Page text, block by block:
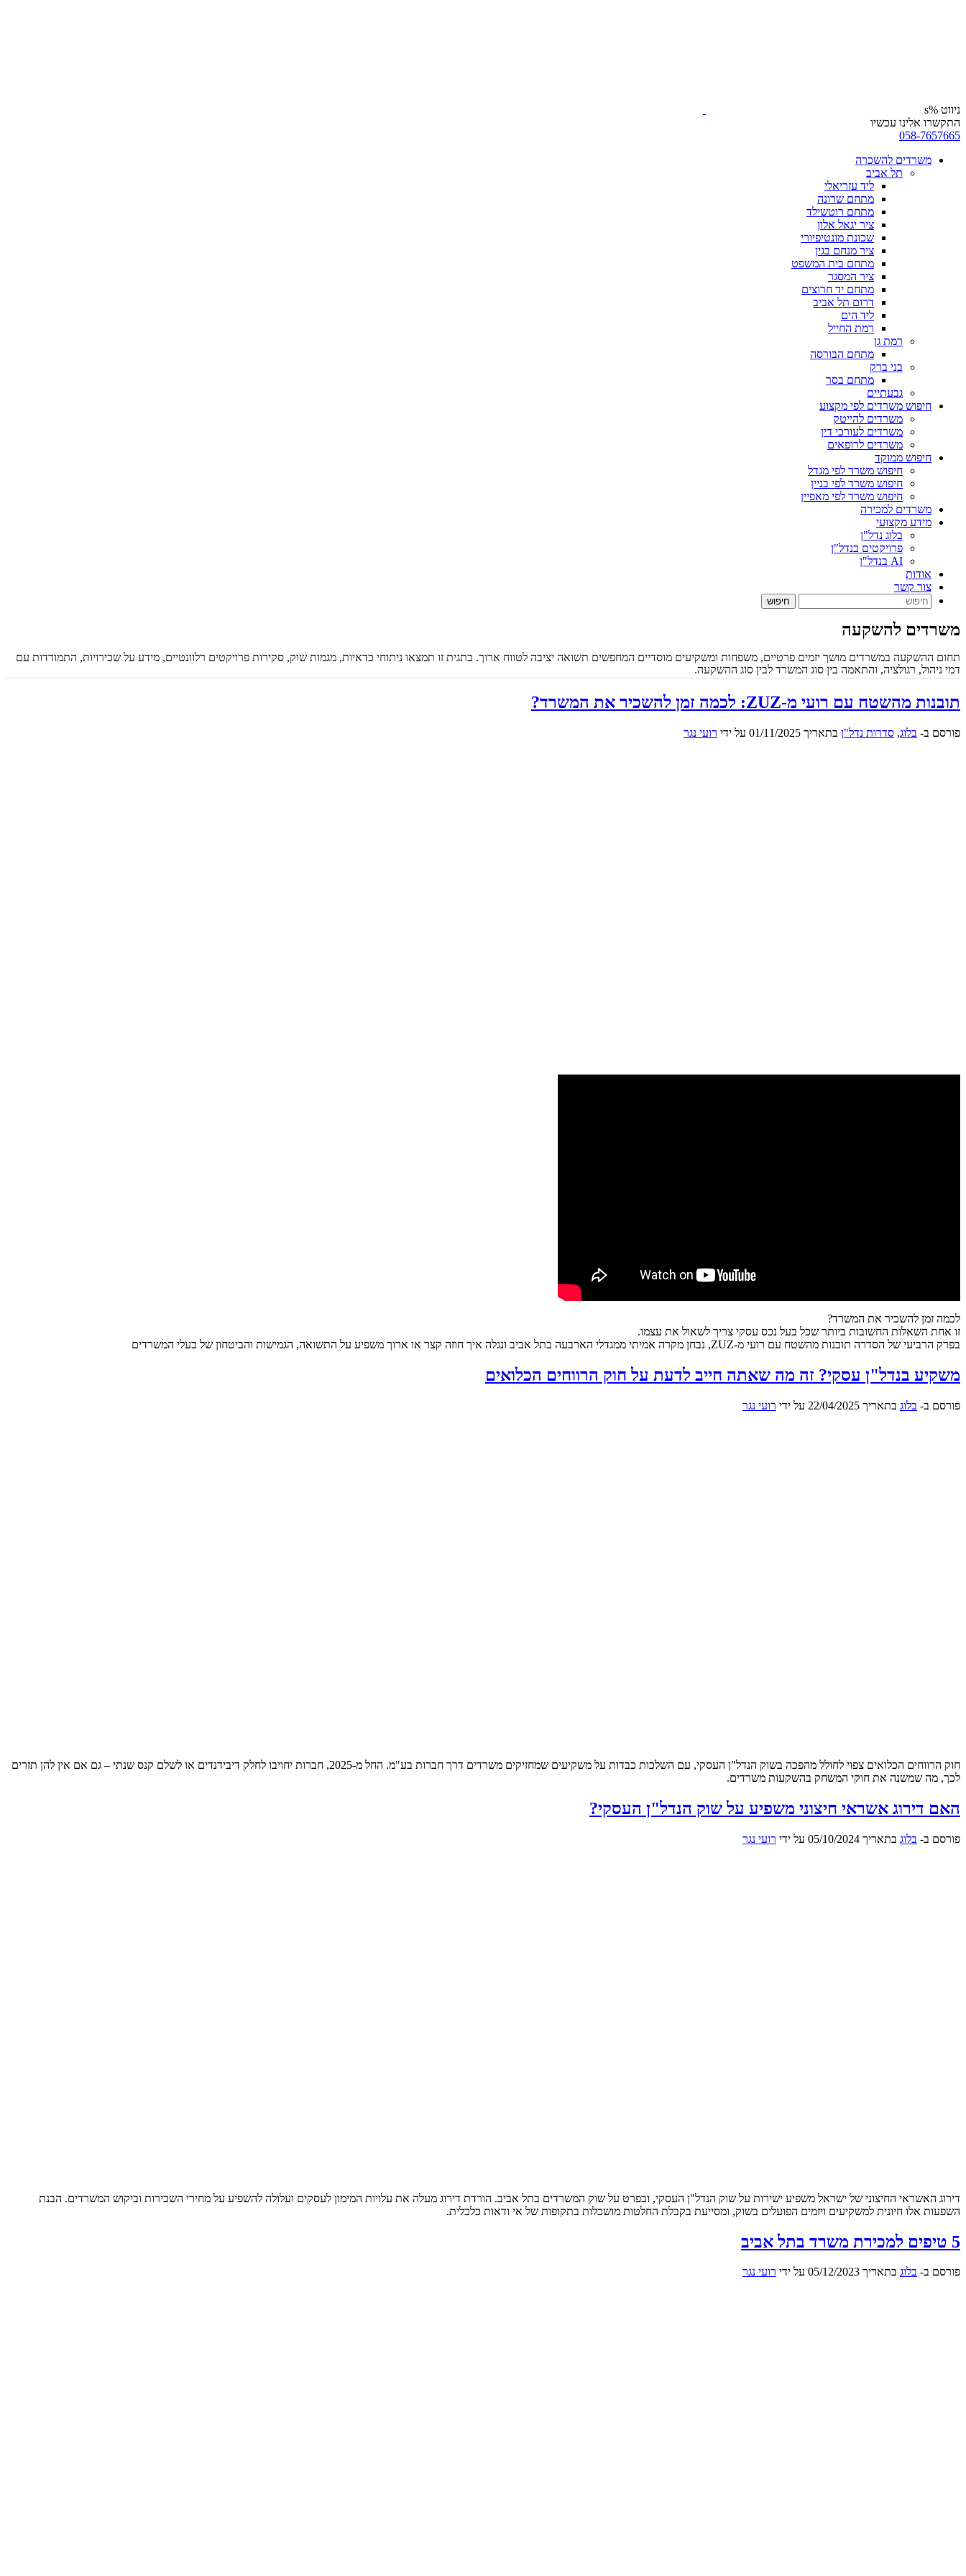
ניווט %s
התקשרו אלינו עכשיו
058-7657665
משרדים להשכרה
תל אביב
ליד עזריאלי
מתחם שרונה
מתחם רוטשילד
ציר יגאל אלון
שכונת מונטיפיורי
ציר מנחם בגין
מתחם בית המשפט
ציר המסגר
מתחם יד חרוצים
דרום תל אביב
ליד הים
רמת החייל
רמת גן
מתחם הבורסה
בני ברק
מתחם בסר
גבעתיים
חיפוש משרדים לפי מקצוע
משרדים להייטק
משרדים לעורכי דין
משרדים לרופאים
חיפוש ממוקד
חיפוש משרד לפי מגדל
חיפוש משרד לפי בניין
חיפוש משרד לפי מאפיין
משרדים למכירה
מידע מקצועי
בלוג נדל"ן
פרויקטים בנדל"ן
AI בנדל"ן
אודות
צור קשר
משרדים להשקעה
תחום ההשקעה במשרדים מושך יזמים פרטיים, משפחות ומשקיעים מוסדיים המחפשים תשואה יציבה לטווח ארוך. בתגית זו תמצאו ניתוחי כדאיות, מגמות שוק, סקירות פרויקטים רלוונטיים, מידע על שכירויות, התמודדות עם
דמי ניהול, רגולציה, והתאמה בין סוג המשרד לבין סוג ההשקעה.
תובנות מהשטח עם רועי מ-ZUZ: לכמה זמן להשכיר את המשרד?
פורסם ב- בלוג, סדרות נדל"ן בתאריך 01/11/2025 על ידי רועי נגר
לכמה זמן להשכיר את המשרד?
זו אחת השאלות החשובות ביותר שכל בעל נכס עסקי צריך לשאול את עצמו.
בפרק הרביעי של הסדרה תובנות מהשטח עם רועי מ-ZUZ, נבחן מקרה אמיתי ממגדלי הארבעה בתל אביב ונגלה איך חוזה קצר או ארוך משפיע על התשואה, הגמישות והביטחון של בעלי המשרדים
משקיע בנדל"ן עסקי? זה מה שאתה חייב לדעת על חוק הרווחים הכלואים
פורסם ב- בלוג בתאריך 22/04/2025 על ידי רועי נגר
חוק הרווחים הכלואים צפוי לחולל מהפכה בשוק הנדל"ן העסקי, עם השלכות כבדות על משקיעים שמחזיקים משרדים דרך חברות בע"מ. החל מ-2025, חברות יחויבו לחלק דיבידנדים או לשלם קנס שנתי – גם אם אין להן תזרים
לכך, מה שמשנה את חוקי המשחק בהשקעות משרדים.
האם דירוג אשראי חיצוני משפיע על שוק הנדל"ן העסקי?
פורסם ב- בלוג בתאריך 05/10/2024 על ידי רועי נגר
דירוג האשראי החיצוני של ישראל משפיע ישירות על שוק הנדל"ן העסקי, ובפרט על שוק המשרדים בתל אביב. הורדת דירוג מעלה את עלויות המימון לעסקים ועלולה להשפיע על מחירי השכירות וביקוש המשרדים. הבנת
השפעות אלו חיונית למשקיעים ויזמים הפועלים בשוק, ומסייעת בקבלת החלטות מושכלות בתקופות של אי ודאות כלכלית.
5 טיפים למכירת משרד בתל אביב
פורסם ב- בלוג בתאריך 05/12/2023 על ידי רועי נגר